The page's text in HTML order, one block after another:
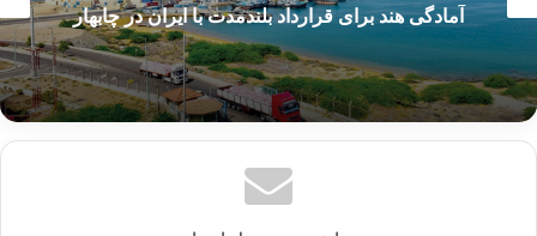
نوشته های مشابه
خبر خوش برای کارگران؛ مزایای
کلیات لایحه بودجه سال 1403 رد شد